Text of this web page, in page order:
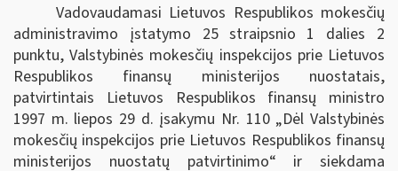
Vadovaudamasi Lietuvos Respublikos mokesčių
administravimo įstatymo 25 straipsnio 1 dalies 2
punktu, Valstybinės mokesčių inspekcijos prie Lietuvos
Respublikos finansų ministerijos nuostatais,
patvirtintais Lietuvos Respublikos finansų ministro
1997 m. liepos 29 d. įsakymu Nr. 110 „Dėl Valstybinės
mokesčių inspekcijos prie Lietuvos Respublikos finansų
ministerijos nuostatų patvirtinimo“ ir siekdama